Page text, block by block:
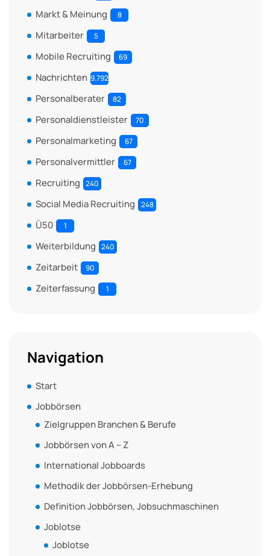
Markt & Meinung 8
Mitarbeiter 5
Mobile Recruiting 69
Nachrichten 9.792
Personalberater 82
Personaldienstleister 70
Personalmarketing 67
Personalvermittler 67
Recruiting 240
Social Media Recruiting 248
Ü50 1
Weiterbildung 240
Zeitarbeit 90
Zeiterfassung 1
Navigation
Start
Jobbörsen
Zielgruppen Branchen & Berufe
Jobbörsen von A – Z
International Jobboards
Methodik der Jobbörsen-Erhebung
Definition Jobbörsen, Jobsuchmaschinen
Joblotse
Joblotse